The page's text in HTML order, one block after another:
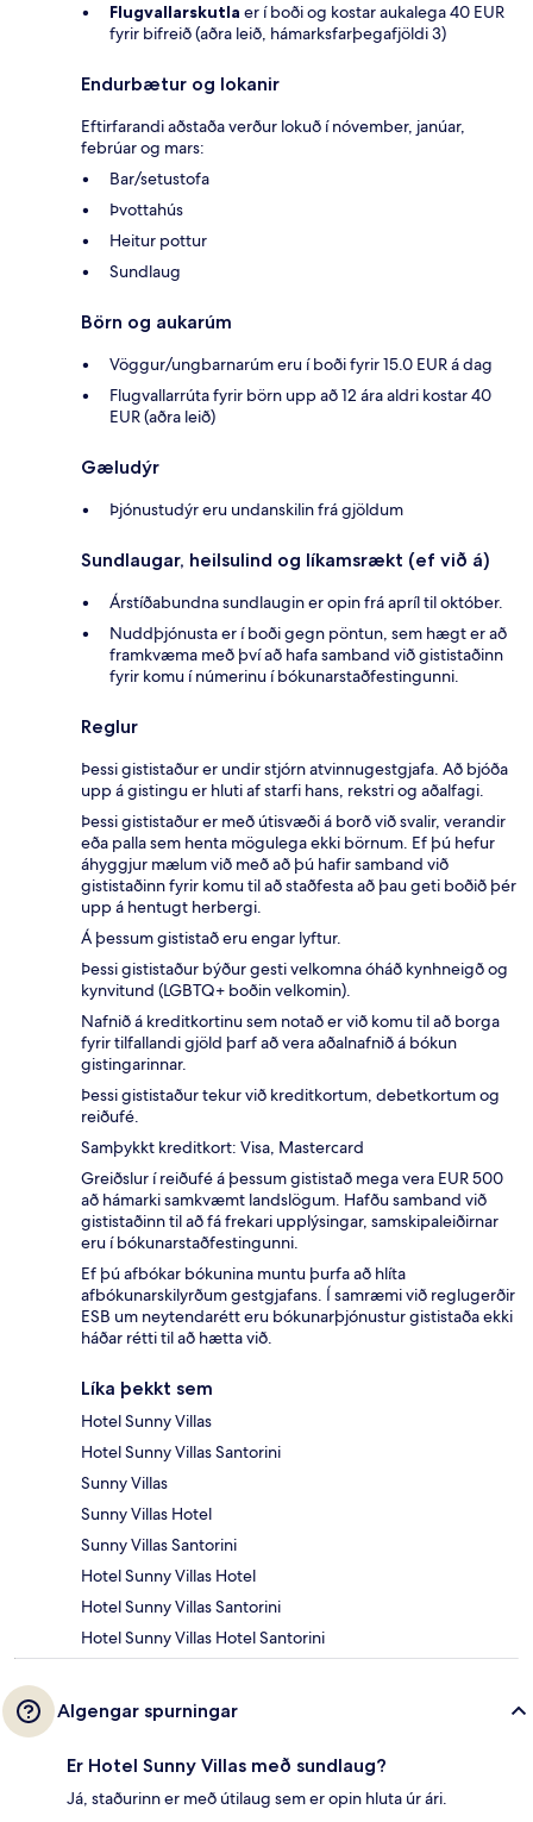
Flugvallarskutla er í boði og kostar aukalega 40 EUR
fyrir bifreið (aðra leið, hámarksfarþegafjöldi 3)
Endurbætur og lokanir
Eftirfarandi aðstaða verður lokuð í nóvember, janúar,
febrúar og mars:
Bar/setustofa
Þvottahús
Heitur pottur
Sundlaug
Börn og aukarúm
Vöggur/ungbarnarúm eru í boði fyrir 15.0 EUR á dag
Flugvallarrúta fyrir börn upp að 12 ára aldri kostar 40
EUR (aðra leið)
Gæludýr
Þjónustudýr eru undanskilin frá gjöldum
Sundlaugar, heilsulind og líkamsrækt (ef við á)
Árstíðabundna sundlaugin er opin frá apríl til október.
Nuddþjónusta er í boði gegn pöntun, sem hægt er að
framkvæma með því að hafa samband við gististaðinn
fyrir komu í númerinu í bókunarstaðfestingunni.
Reglur
Þessi gististaður er undir stjórn atvinnugestgjafa. Að bjóða
upp á gistingu er hluti af starfi hans, rekstri og aðalfagi.
Þessi gististaður er með útisvæði á borð við svalir, verandir
eða palla sem henta mögulega ekki börnum. Ef þú hefur
áhyggjur mælum við með að þú hafir samband við
gististaðinn fyrir komu til að staðfesta að þau geti boðið þér
upp á hentugt herbergi.
Á þessum gististað eru engar lyftur.
Þessi gististaður býður gesti velkomna óháð kynhneigð og
kynvitund (LGBTQ+ boðin velkomin).
Nafnið á kreditkortinu sem notað er við komu til að borga
fyrir tilfallandi gjöld þarf að vera aðalnafnið á bókun
gistingarinnar.
Þessi gististaður tekur við kreditkortum, debetkortum og
reiðufé.
Samþykkt kreditkort: Visa, Mastercard
Greiðslur í reiðufé á þessum gististað mega vera EUR 500
að hámarki samkvæmt landslögum. Hafðu samband við
gististaðinn til að fá frekari upplýsingar, samskipaleiðirnar
eru í bókunarstaðfestingunni.
Ef þú afbókar bókunina muntu þurfa að hlíta
afbókunarskilyrðum gestgjafans. Í samræmi við reglugerðir
ESB um neytendarétt eru bókunarþjónustur gististaða ekki
háðar rétti til að hætta við.
Líka þekkt sem
Hotel Sunny Villas
Hotel Sunny Villas Santorini
Sunny Villas
Sunny Villas Hotel
Sunny Villas Santorini
Hotel Sunny Villas Hotel
Hotel Sunny Villas Santorini
Hotel Sunny Villas Hotel Santorini
Algengar spurningar
Er Hotel Sunny Villas með sundlaug?
Já, staðurinn er með útilaug sem er opin hluta úr ári.